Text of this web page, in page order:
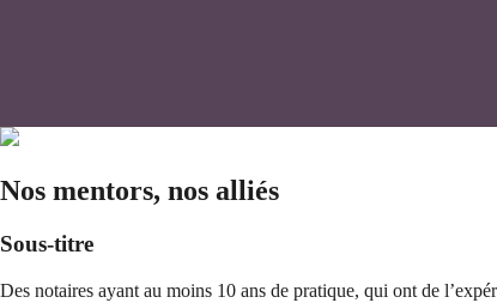
Nos mentors, nos alliés
Sous-titre
Des notaires ayant au moins 10 ans de pratique, qui ont de